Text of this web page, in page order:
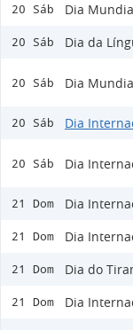
20 Sáb Dia
20 Sáb Dia da
20 Sáb Dia
20 Sáb Dia
20 Sáb Dia
21 Dom Dia
21 Dom Dia
21 Dom Dia do
21 Dom Dia